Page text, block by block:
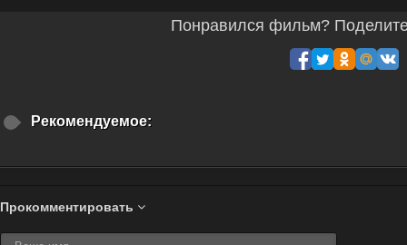
Понравился фильм?
Рекомендуемое:
Прокомментировать